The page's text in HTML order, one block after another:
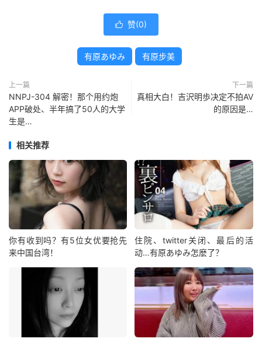
 赞(0)
有原あゆみ 有原步美
上一篇
NNPJ-304 解密！那个用约炮
APP破处、半年搞了50人的大学
生是…
下一篇
真相大白！吉沢明歩决定不拍AV
的原因是…
相关推荐
你有收到吗？有5位女优要抢先
来中国台湾！
住院、twitter关闭、最后的活
动…有原あゆみ怎麽了？